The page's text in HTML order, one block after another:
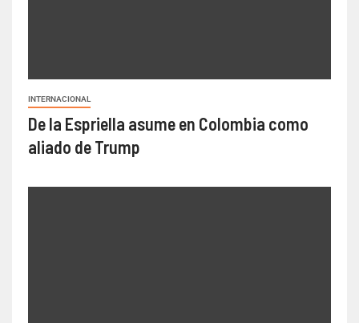
INTERNACIONAL
De la Espriella asume en Colombia como
aliado de Trump